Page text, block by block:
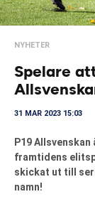
NYHETER
Spelare
31 MAR 2023 15:03
P19
framtidens
skickat ut till
namn!